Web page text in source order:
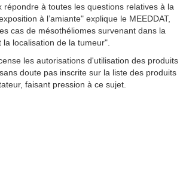
à toutes les questions relatives à la
à l’amiante" explique le MEEDDAT,
cas de mésothéliomes survenant dans la
localisation de la tumeur".
les autorisations d'utilisation des produits
doute pas inscrite sur la liste des produits
faisant pression à ce sujet.